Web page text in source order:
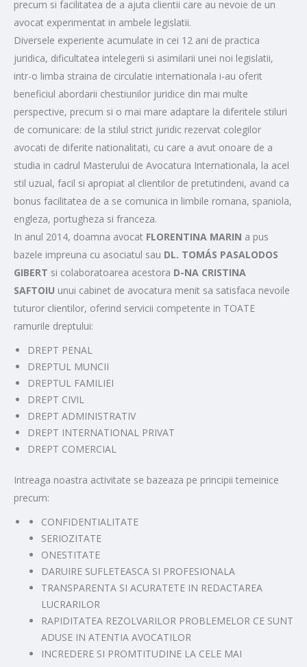
precum si facilitatea de a ajuta clientii care au nevoie de un
avocat experimentat in ambele legislatii.
Diversele experiente acumulate in cei 12 ani de practica
juridica, dificultatea intelegerii si asimilarii unei noi legislatii,
intr-o limba straina de circulatie internationala i-au oferit
beneficiul abordarii chestiunilor juridice din mai multe
perspective, precum si o mai mare adaptare la diferitele stiluri
de comunicare: de la stilul strict juridic rezervat colegilor
avocati de diferite nationalitati, cu care a avut onoare de a
studia in cadrul Masterului de Avocatura Internationala, la acel
stil uzual, facil si apropiat al clientilor de pretutindeni, avand ca
bonus facilitatea de a se comunica in limbile romana, spaniola,
engleza, portugheza si franceza.
In anul 2014, doamna avocat FLORENTINA MARIN a pus
bazele impreuna cu asociatul sau DL. TOMÁS PASALODOS
GIBERT si colaboratoarea acestora D-NA CRISTINA
SAFTOIU unui cabinet de avocatura menit sa satisfaca nevoile
tuturor clientilor, oferind servicii competente in TOATE
ramurile dreptului:
DREPT PENAL
DREPTUL MUNCII
DREPTUL FAMILIEI
DREPT CIVIL
DREPT ADMINISTRATIV
DREPT INTERNATIONAL PRIVAT
DREPT COMERCIAL
Intreaga noastra activitate se bazeaza pe principii temeinice
precum:
CONFIDENTIALITATE
SERIOZITATE
ONESTITATE
DARUIRE SUFLETEASCA SI PROFESIONALA
TRANSPARENTA SI ACURATETE IN REDACTAREA
LUCRARILOR
RAPIDITATEA REZOLVARILOR PROBLEMELOR CE SUNT
ADUSE IN ATENTIA AVOCATILOR
INCREDERE SI PROMTITUDINE LA CELE MAI